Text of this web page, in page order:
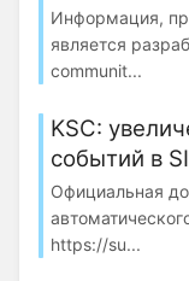
Информация,
является
communit...
KSC:
событий в
Официальная
https://su...